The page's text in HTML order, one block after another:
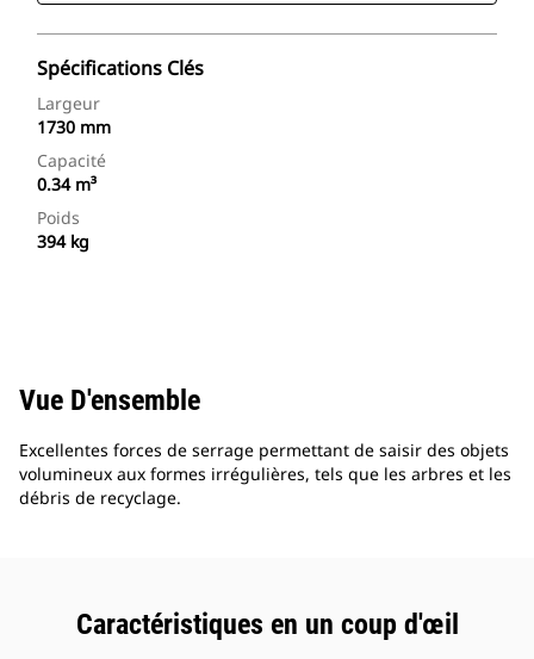
Spécifications Clés
Largeur
1730 mm
Capacité
0.34 m³
Poids
394 kg
Vue D'ensemble
Excellentes forces de serrage permettant de saisir des objets
volumineux aux formes irrégulières, tels que les arbres et les
débris de recyclage.
Caractéristiques en un coup d'œil